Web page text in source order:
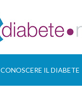
CONOSCERE IL DIABETE